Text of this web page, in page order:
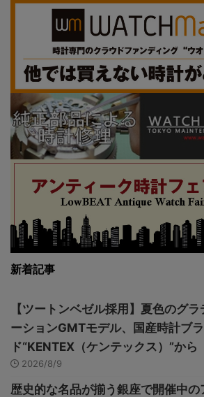
新着記事
【ツートンベゼル採用】夏色のグラ
ーションGMTモデル、国産時計ブ
ド“KENTEX（ケンテックス）”から
2026/8/9
歴史的な名品が揃う銀座で開催中の